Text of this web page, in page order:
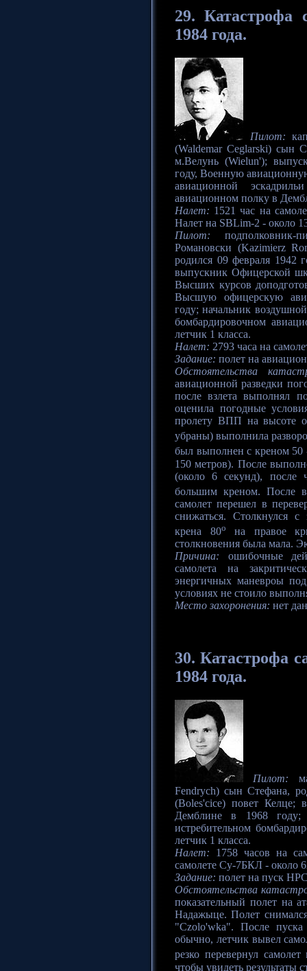
29. Катастрофа
1984 года.
Пилот:
(Waldemar Ceglarski) сын
м.Велунь (Wielun');
году, Военную
авиационной
авиационном полку в
Налет: 1521 час на
Налет на SBLim-2 - около
Пилот: подполковник-
Романовски (Kazimierz
родился 09 февраля 1942
выпускник Офицерской
Высших курсов
Высшую офицерскую
году; начальник
бомбардировочном
летчик 1 класса.
Налет: 2793 часа на
Задание: полет на
Обстоятельства
авиационной разведки
после взлета выполнял
оценила погодные
пролету ВПП на высоте
убраны) выполнила
был выполнен с креном 50
150 метров). После
(около 6 секунд), после
большим креном. После
самолет перешел в
снижаться. Столкнулся
крена 80o на правое
столкновения была мала.
Причина: ошибочные
самолета на
энергичных маневроы
условиях не стоило
Место захоронения: нет
30. Катастрофа
1984 года.
Пилот:
Fendrych) сын Стефана,
(Boles'cice) повет Келце;
Демблине в 1968 году;
истребительном
летчик 1 класса.
Налет: 1758 часов на
самолете Су-7БКЛ - около
Задание: полет на пуск
Обстоятельства
показательный полет на
Надажыце. Полет
"Czolo'wka". После
обычно, летчик вывел
резко перевернул
чтобы увидеть результаты